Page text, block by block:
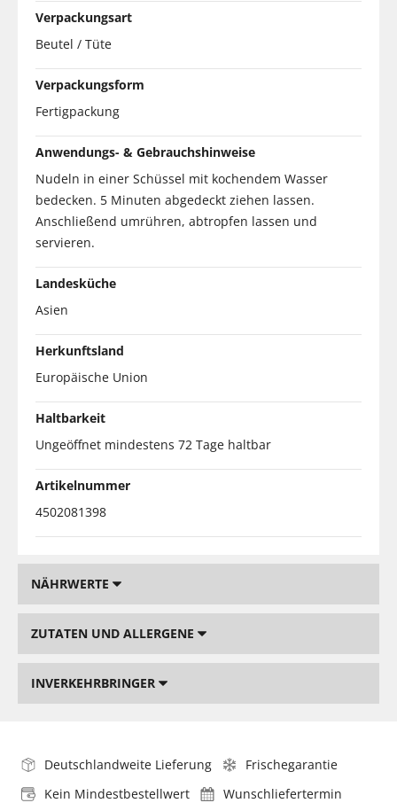
Verpackungsart
Beutel / Tüte
Verpackungsform
Fertigpackung
Anwendungs- & Gebrauchshinweise
Nudeln in einer Schüssel mit kochendem Wasser
bedecken. 5 Minuten abgedeckt ziehen lassen.
Anschließend umrühren, abtropfen lassen und
servieren.
Landesküche
Asien
Herkunftsland
Europäische Union
Haltbarkeit
Ungeöffnet mindestens 72 Tage haltbar
Artikelnummer
4502081398
NÄHRWERTE
ZUTATEN UND ALLERGENE
INVERKEHRBRINGER
Deutschlandweite Lieferung
Frischegarantie
Kein Mindestbestellwert
Wunschliefertermin